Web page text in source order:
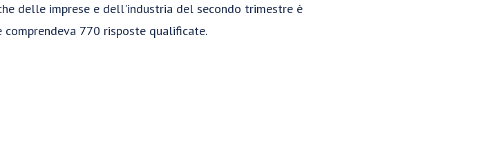
delle imprese e dell'industria del secondo trimestre è
770 risposte qualificate.